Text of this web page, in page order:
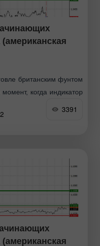
британским фунтом
когда индикатор
вниз от нулевой
правильной точки
3391